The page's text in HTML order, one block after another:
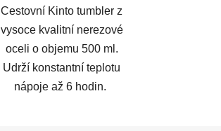
Cestovní Kinto tumbler z
vysoce kvalitní nerezové
oceli o objemu 500 ml.
Udrží konstantní teplotu
nápoje až 6 hodin.